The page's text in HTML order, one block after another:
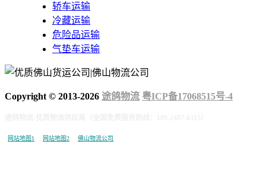
轿车运输
冷藏运输
危险品运输
气垫车运输
Copyright © 2013-2026 途鸽物流 粤ICP备17068515号-4
网站地图1 网站地图2 佛山物流公司